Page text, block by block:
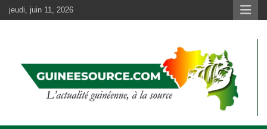
Aller
au
jeudi, juin 11, 2026